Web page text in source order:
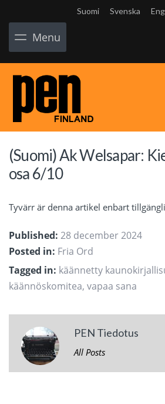
Suomi Svenska
Menu
(Suomi) Ak Welsapar:
osa 6/10
Tyvärr är denna artikel enbart
Published: 28 december 2024
Posted in: Fria Ord
Tagged in: käännetty
käännöskomitea, vapaa sana
PEN Tiedotus
All Posts